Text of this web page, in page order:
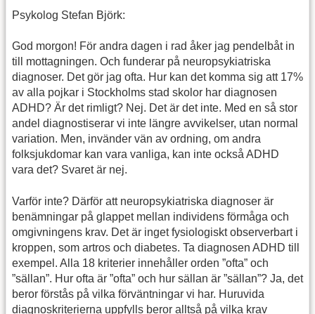
Psykolog Stefan Björk:
God morgon! För andra dagen i rad åker jag pendelbåt in
till mottagningen. Och funderar på neuropsykiatriska
diagnoser. Det gör jag ofta. Hur kan det komma sig att 17%
av alla pojkar i Stockholms stad skolor har diagnosen
ADHD? Är det rimligt? Nej. Det är det inte. Med en så stor
andel diagnostiserar vi inte längre avvikelser, utan normal
variation. Men, invänder vän av ordning, om andra
folksjukdomar kan vara vanliga, kan inte också ADHD
vara det? Svaret är nej.
Varför inte? Därför att neuropsykiatriska diagnoser är
benämningar på glappet mellan individens förmåga och
omgivningens krav. Det är inget fysiologiskt observerbart i
kroppen, som artros och diabetes. Ta diagnosen ADHD till
exempel. Alla 18 kriterier innehåller orden ”ofta” och
”sällan”. Hur ofta är ”ofta” och hur sällan är ”sällan”? Ja, det
beror förstås på vilka förväntningar vi har. Huruvida
diagnoskriterierna uppfylls beror alltså på vilka krav